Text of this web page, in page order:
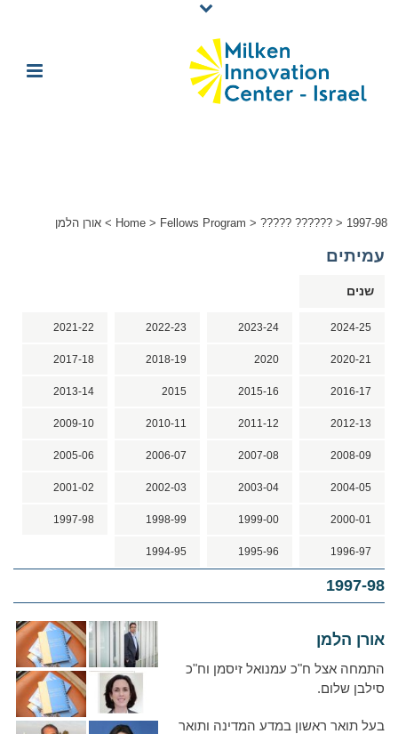
Home > Fellows Program > ????? ?????? > 1997-98
> אורן הלמן
עמיתים
שנים
2024-25
2023-24
2022-23
2021-22
2020-21
2020
2018-19
2017-18
2016-17
2015-16
2015
2013-14
2012-13
2011-12
2010-11
2009-10
2008-09
2007-08
2006-07
2005-06
2004-05
2003-04
2002-03
2001-02
2000-01
1999-00
1998-99
1997-98
1996-97
1995-96
1994-95
1997-98
אורן הלמן
התמחה אצל ח"כ עמנואל זיסמן וח"כ
סילבן שלום.
בעל תואר ראשון במדע המדינה ותואר